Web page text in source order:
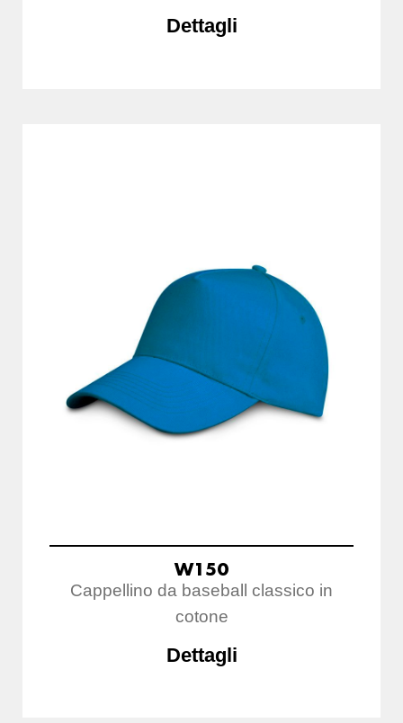
Dettagli
W150
Cappellino da baseball classico in
cotone
Dettagli